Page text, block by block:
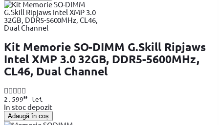
Kit Memorie SO-DIMM G.Skill Ripjaws
Intel XMP 3.0 32GB, DDR5-5600MHz,
CL46, Dual Channel
2.59999lei
In stoc depozit
Adaugă în coș